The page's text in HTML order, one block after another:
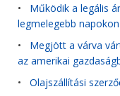
• Működik a legális
legmelegebb
• Megjött a várva
az amerikai
• Olajszállítási